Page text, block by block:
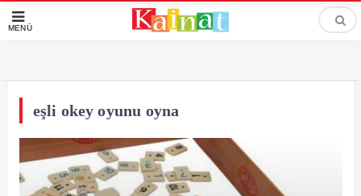
MENÜ
eşli okey oyunu oyna